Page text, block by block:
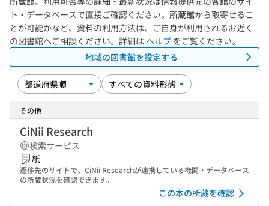
ト・データベースで直接ご確認ください。所蔵館から取寄せるこ
とが可能かなど、資料の利用方法は、ご自身が利用されるお近く
の図書館へご相談ください。詳細は ヘルプ をご覧ください。
地域の図書館を設定する
その他
CiNii Research
検索サービス
紙
遷移先のサイトで、CiNii Researchが連携している機関・データベース
の所蔵状況を確認できます。
この本の所蔵を確認